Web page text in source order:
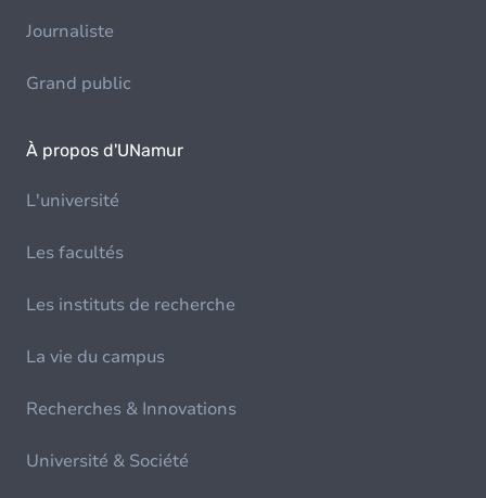
Journaliste
Grand public
À propos d'UNamur
L'université
Les facultés
Les instituts de recherche
La vie du campus
Recherches & Innovations
Université & Société